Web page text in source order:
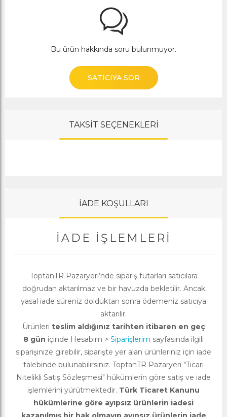
Bu ürün hakkında soru bulunmuyor.
SATICIYA SOR
TAKSİT SEÇENEKLERİ
İADE KOŞULLARI
İADE İŞLEMLERI
ToptanTR Pazaryeri’nde sipariş tutarları satıcılara
doğrudan aktarılmaz ve bir havuzda bekletilir. Ancak
yasal iade süreniz dolduktan sonra ödemeniz satıcıya
aktarılır.
Ürünleri teslim aldığınız tarihten itibaren en geç
8 gün içinde Hesabım > Siparişlerim sayfasında ilgili
siparişinize girebilir, siparişte yer alan ürünleriniz için iade
talebinde bulunabilirsiniz. ToptanTR Pazaryeri "Ticari
Nitelikli Satış Sözleşmesi" hükümlerin göre satış ve iade
işlemlerini yürütmektedir. Türk Ticaret Kanunu
hükümlerine göre ayıpsız ürünlerin iadesi